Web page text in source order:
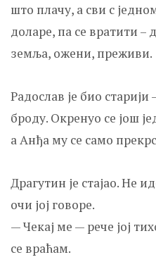
што плачу, а сви с
доларе, па се вратити –
земља, ожени, преживи.
Радослав је био
броду. Окренуо се још
а Анђа му се само
Драгутин је стајао. Не
очи јој говоре.
— Чекај ме — рече јој
се враћам.